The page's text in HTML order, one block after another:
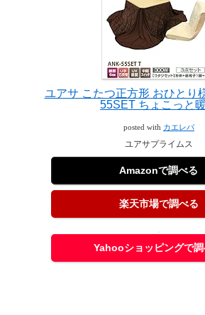
ユアサ こたつ正方形 おひとり
55SET ちょこっと
posted with カエレバ
ユアサプライムス
Amazonで調べる
楽天市場で調べる
Yahooショッピングで調